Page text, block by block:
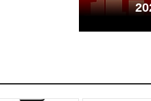
山中心城区预售证汇总